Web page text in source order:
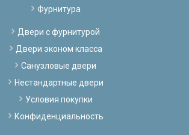
Фурнитура
Двери с фурнитурой
Двери эконом класса
Санузловые двери
Нестандартные двери
Условия покупки
Конфиденциальность